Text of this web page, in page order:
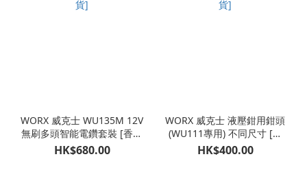
WORX 威克士 WU135M 12V
無刷多頭智能電鑽套裝 [香港
行貨]
HK$680.00
WORX 威克士 液壓鉗用鉗頭
(WU111專用) 不同尺寸 [香
港行貨]
HK$400.00